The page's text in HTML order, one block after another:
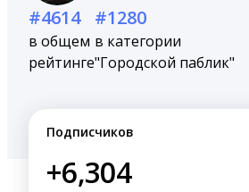
#4614
в общем
рейтинге
#1280
в категории
"Городской паблик"
Подписчиков
+6,304